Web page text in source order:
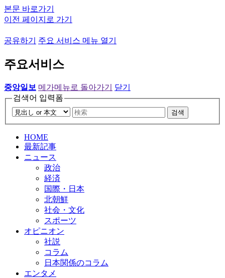
본문 바로가기
이전 페이지로 가기
공유하기 주요 서비스 메뉴 열기
주요서비스
중앙일보 메가메뉴로 돌아가기
닫기
검색어 입력폼
검색
HOME
最新記事
ニュース
政治
経済
国際・日本
北朝鮮
社会・文化
スポーツ
オピニオン
社説
コラム
日本関係のコラム
エンタメ